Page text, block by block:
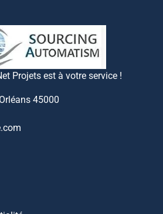
Projets est à votre service !
45000